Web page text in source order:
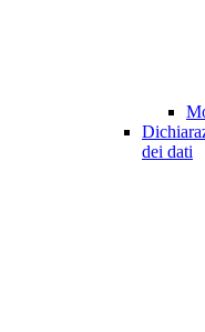
dei dati